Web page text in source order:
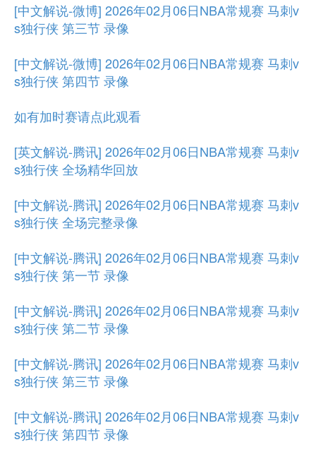
[中文解说-微博] 2026年02月06日NBA常规赛 马刺v
s独行侠 第三节 录像
[中文解说-微博] 2026年02月06日NBA常规赛 马刺v
s独行侠 第四节 录像
如有加时赛请点此观看
[英文解说-腾讯] 2026年02月06日NBA常规赛 马刺v
s独行侠 全场精华回放
[中文解说-腾讯] 2026年02月06日NBA常规赛 马刺v
s独行侠 全场完整录像
[中文解说-腾讯] 2026年02月06日NBA常规赛 马刺v
s独行侠 第一节 录像
[中文解说-腾讯] 2026年02月06日NBA常规赛 马刺v
s独行侠 第二节 录像
[中文解说-腾讯] 2026年02月06日NBA常规赛 马刺v
s独行侠 第三节 录像
[中文解说-腾讯] 2026年02月06日NBA常规赛 马刺v
s独行侠 第四节 录像